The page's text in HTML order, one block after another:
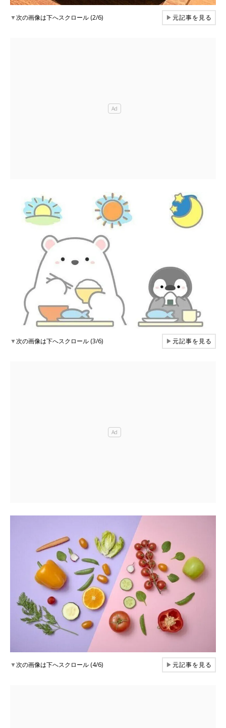
▼次の画像は下へスクロール (2/6) ▶元記事を見る
▼次の画像は下へスクロール (3/6) ▶元記事を見る
▼次の画像は下へスクロール (4/6) ▶元記事を見る